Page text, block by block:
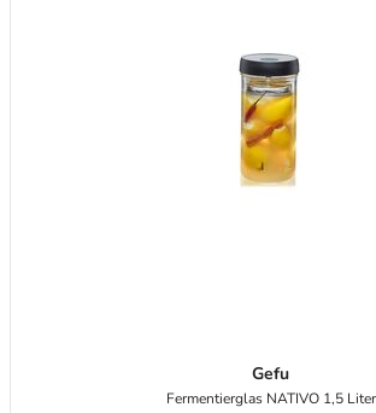
Gefu
Fermentierglas NATIVO 1,5 Liter